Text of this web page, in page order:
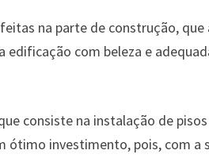
na parte de construção,
edificação com beleza e
consiste na instalação de
ótimo investimento, pois, com a